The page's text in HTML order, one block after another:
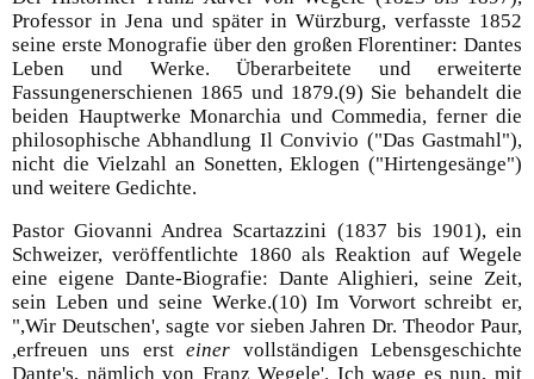
Professor in Jena und später in Würzburg, verfasste 1852
seine erste Monografie über den großen Florentiner: Dantes
Leben und Werke. Überarbeitete und erweiterte
Fassungenerschienen 1865 und 1879.(9) Sie behandelt die
beiden Hauptwerke Monarchia und Commedia, ferner die
philosophische Abhandlung Il Convivio ("Das Gastmahl"),
nicht die Vielzahl an Sonetten, Eklogen ("Hirtengesänge")
und weitere Gedichte.
Pastor Giovanni Andrea Scartazzini (1837 bis 1901), ein
Schweizer, veröffentlichte 1860 als Reaktion auf Wegele
eine eigene Dante-Biografie: Dante Alighieri, seine Zeit,
sein Leben und seine Werke.(10) Im Vorwort schreibt er,
",Wir Deutschen', sagte vor sieben Jahren Dr. Theodor Paur,
,erfreuen uns ersteiner vollständigen Lebensgeschichte
Dante's, nämlich von Franz Wegele'. Ich wage es nun, mit